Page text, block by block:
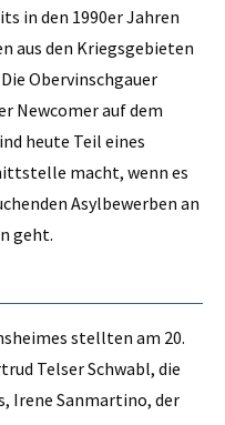
in den 1990er Jahren
aus den Kriegsgebieten
Obervinschgauer
Newcomer auf dem
heute Teil eines
macht, wenn es
Asylbewerben an
geht.
stellten am 20.
Telser Schwabl, die
Irene Sanmartino, der